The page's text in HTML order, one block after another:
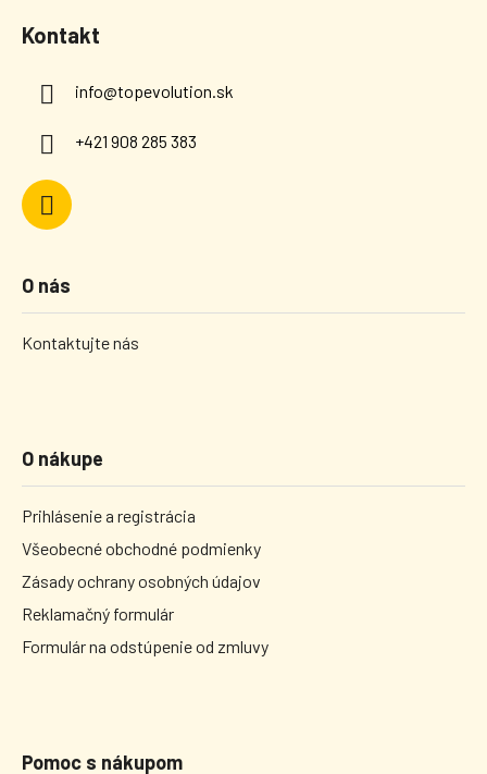
Kontakt
info@topevolution.sk
+421 908 285 383
O nás
Kontaktujte nás
O nákupe
Prihlásenie a registrácia
Všeobecné obchodné podmienky
Zásady ochrany osobných údajov
Reklamačný formulár
Formulár na odstúpenie od zmluvy
Pomoc s nákupom